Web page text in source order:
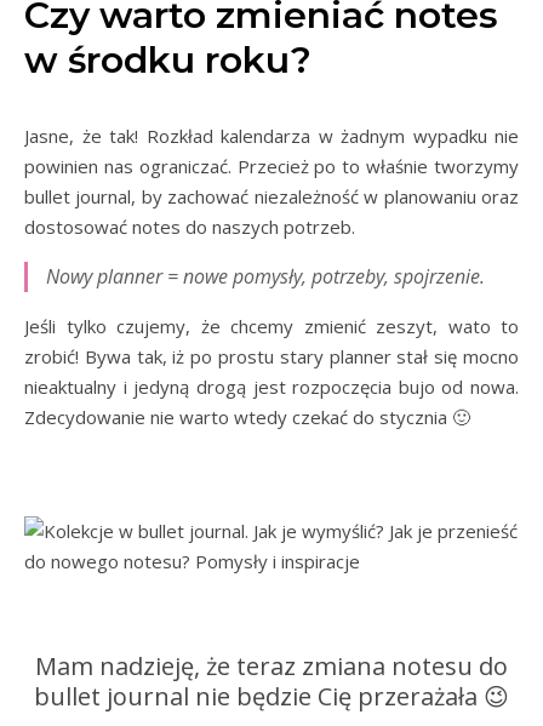
Czy warto zmieniać notes
w środku roku?
Jasne, że tak! Rozkład kalendarza w żadnym wypadku nie
powinien nas ograniczać. Przecież po to właśnie tworzymy
bullet journal, by zachować niezależność w planowaniu oraz
dostosować notes do naszych potrzeb.
Nowy planner = nowe pomysły, potrzeby, spojrzenie.
Jeśli tylko czujemy, że chcemy zmienić zeszyt, wato to
zrobić! Bywa tak, iż po prostu stary planner stał się mocno
nieaktualny i jedyną drogą jest rozpoczęcia bujo od nowa.
Zdecydowanie nie warto wtedy czekać do stycznia 🙂
Mam nadzieję, że teraz zmiana notesu do
bullet journal nie będzie Cię przerażała 😉